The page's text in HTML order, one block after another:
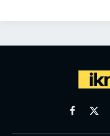
Facebook
X